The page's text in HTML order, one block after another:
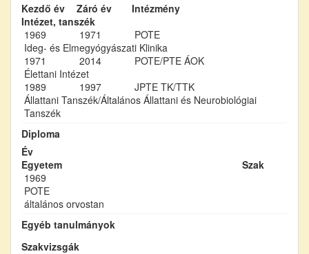
Kezdő év
Záró év
Intézmény
Intézet, tanszék
1969
1971
POTE
Ideg- és Elmegyógyászati Klinika
1971
2014
POTE/PTE ÁOK
Élettani Intézet
1989
1997
JPTE TK/TTK
Állattani Tanszék/Általános Állattani és Neurobiológiai
Tanszék
Diploma
Év
Egyetem
Szak
1969
POTE
általános orvostan
Egyéb tanulmányok
Szakvizsgák